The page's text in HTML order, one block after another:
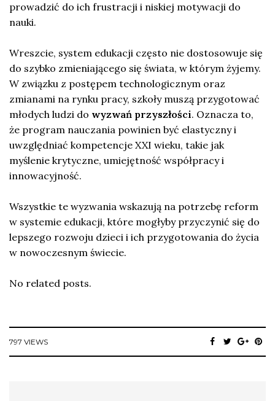
prowadzić do ich frustracji i niskiej motywacji do
nauki.
Wreszcie, system edukacji często nie dostosowuje się
do szybko zmieniającego się świata, w którym żyjemy.
W związku z postępem technologicznym oraz
zmianami na rynku pracy, szkoły muszą przygotować
młodych ludzi do wyzwań przyszłości. Oznacza to,
że program nauczania powinien być elastyczny i
uwzględniać kompetencje XXI wieku, takie jak
myślenie krytyczne, umiejętność współpracy i
innowacyjność.
Wszystkie te wyzwania wskazują na potrzebę reform
w systemie edukacji, które mogłyby przyczynić się do
lepszego rozwoju dzieci i ich przygotowania do życia
w nowoczesnym świecie.
No related posts.
797 VIEWS